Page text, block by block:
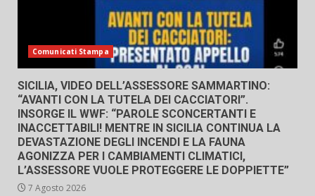
Comunicati Stampa
SICILIA, VIDEO DELL’ASSESSORE SAMMARTINO:
“AVANTI CON LA TUTELA DEI CACCIATORI”.
INSORGE IL WWF: “PAROLE SCONCERTANTI E
INACCETTABILI! MENTRE IN SICILIA CONTINUA LA
DEVASTAZIONE DEGLI INCENDI E LA FAUNA
AGONIZZA PER I CAMBIAMENTI CLIMATICI,
L’ASSESSORE VUOLE PROTEGGERE LE DOPPIETTE”
7 Agosto 2026